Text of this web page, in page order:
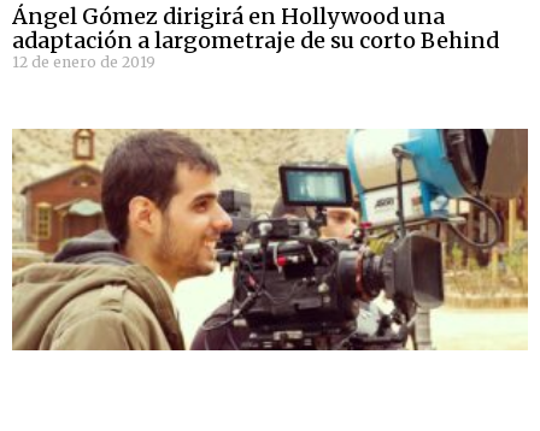
Ángel Gómez dirigirá en Hollywood una
adaptación a largometraje de su corto Behind
12 de enero de 2019